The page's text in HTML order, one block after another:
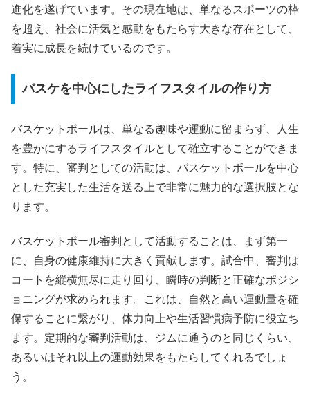
進化を遂げています。その現在地は、単なるスポーツの枠
を超え、社会に活気と感動をもたらす大きな存在として、
着実に成長を続けているのです。
バスケを中心にしたライフスタイルの作り方
バスケットボールは、単なる趣味や運動に留まらず、人生
を豊かにするライフスタイルとして確立することができま
す。特に、審判としての活動は、バスケットボールを中心
とした充実した生活を送る上で非常に魅力的な選択肢とな
ります。
バスケットボール審判として活動することは、まず第一
に、自身の健康維持に大きく貢献します。試合中、審判は
コートを縦横無尽に走り回り、瞬時の判断と正確なポジシ
ョニングが求められます。これは、自然と高い運動量を確
保することに繋がり、体力向上や生活習慣病予防に役立ち
ます。定期的な審判活動は、ジムに通うのと同じくらい、
あるいはそれ以上の運動効果をもたらしてくれるでしょ
う。